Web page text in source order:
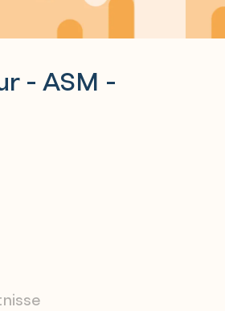
- ASM -